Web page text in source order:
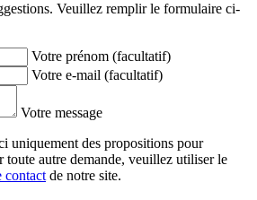
Veuillez remplir le formulaire ci-
Votre prénom (facultatif)
Votre e-mail (facultatif)
Votre message
uniquement des propositions pour
toute autre demande, veuillez utiliser le
contact de notre site.